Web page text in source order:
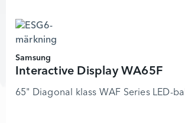
Samsung
Interactive Display WA65F
65" Diagonal klass WAF Series LED-